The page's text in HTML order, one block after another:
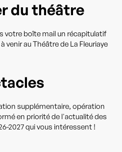
du théâtre
votre boîte mail un récapitulatif
au Théâtre de La Fleuriaye
supplémentaire, opération
en priorité de l'actualité des
2027 qui vous intéressent !